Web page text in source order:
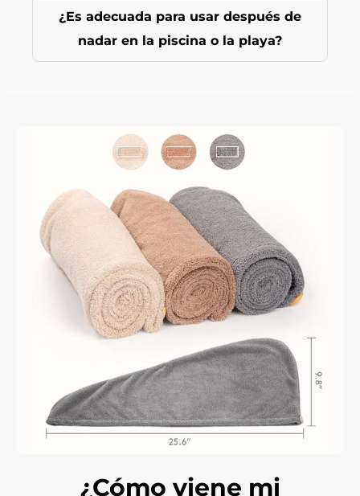
¿Es adecuada para usar después de
nadar en la piscina o la playa?
¿Cómo viene mi